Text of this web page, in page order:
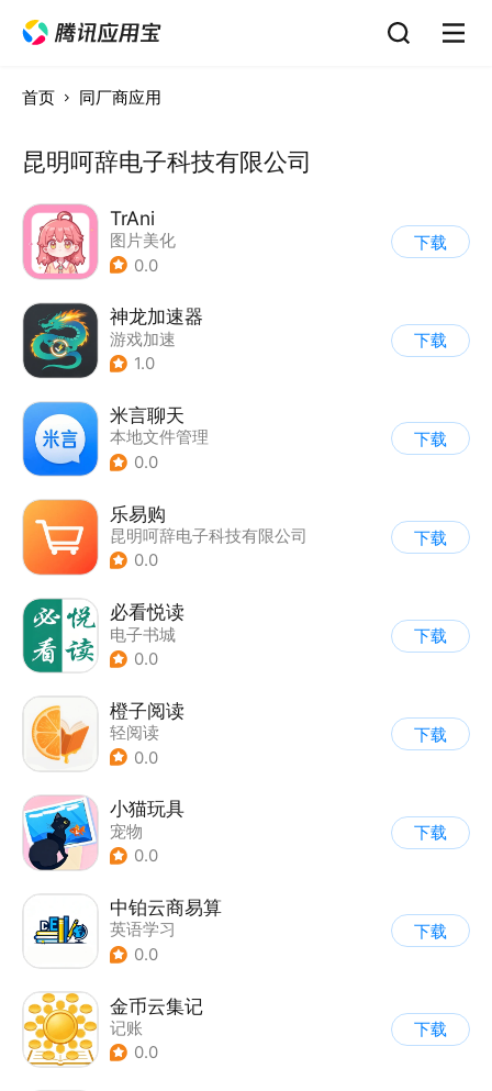
首页 同厂商应用
昆明呵辞电子科技有限公司
TrAni
图片美化
0.0
下载
神龙加速器
游戏加速
1.0
下载
米言聊天
本地文件管理
0.0
下载
乐易购
昆明呵辞电子科技有限公司
0.0
下载
必看悦读
电子书城
0.0
下载
橙子阅读
轻阅读
0.0
下载
小猫玩具
宠物
0.0
下载
中铂云商易算
英语学习
0.0
下载
金币云集记
记账
0.0
下载